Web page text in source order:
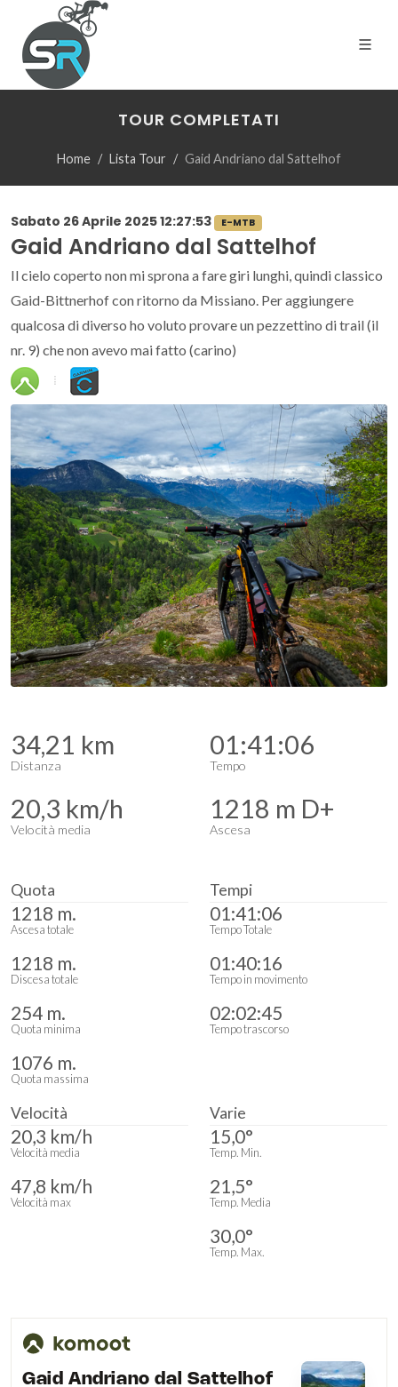
TOUR COMPLETATI
Home Lista Tour Gaid Andriano dal Sattelhof
Sabato 26 Aprile 2025 12:27:53 E-MTB
Gaid Andriano dal Sattelhof
Il cielo coperto non mi sprona a fare giri lunghi, quindi classico
Gaid-Bittnerhof con ritorno da Missiano. Per aggiungere
qualcosa di diverso ho voluto provare un pezzettino di trail (il
nr. 9) che non avevo mai fatto (carino)
34,21 km
Distanza
01:41:06
Tempo
20,3 km/h
Velocità media
1218 m D+
Ascesa
Quota
1218 m.
Ascesa totale
1218 m.
Discesa totale
254 m.
Quota minima
1076 m.
Quota massima
Tempi
01:41:06
Tempo Totale
01:40:16
Tempo in movimento
02:02:45
Tempo trascorso
Velocità
20,3 km/h
Velocità media
47,8 km/h
Velocità max
Varie
15,0°
Temp. Min.
21,5°
Temp. Media
30,0°
Temp. Max.